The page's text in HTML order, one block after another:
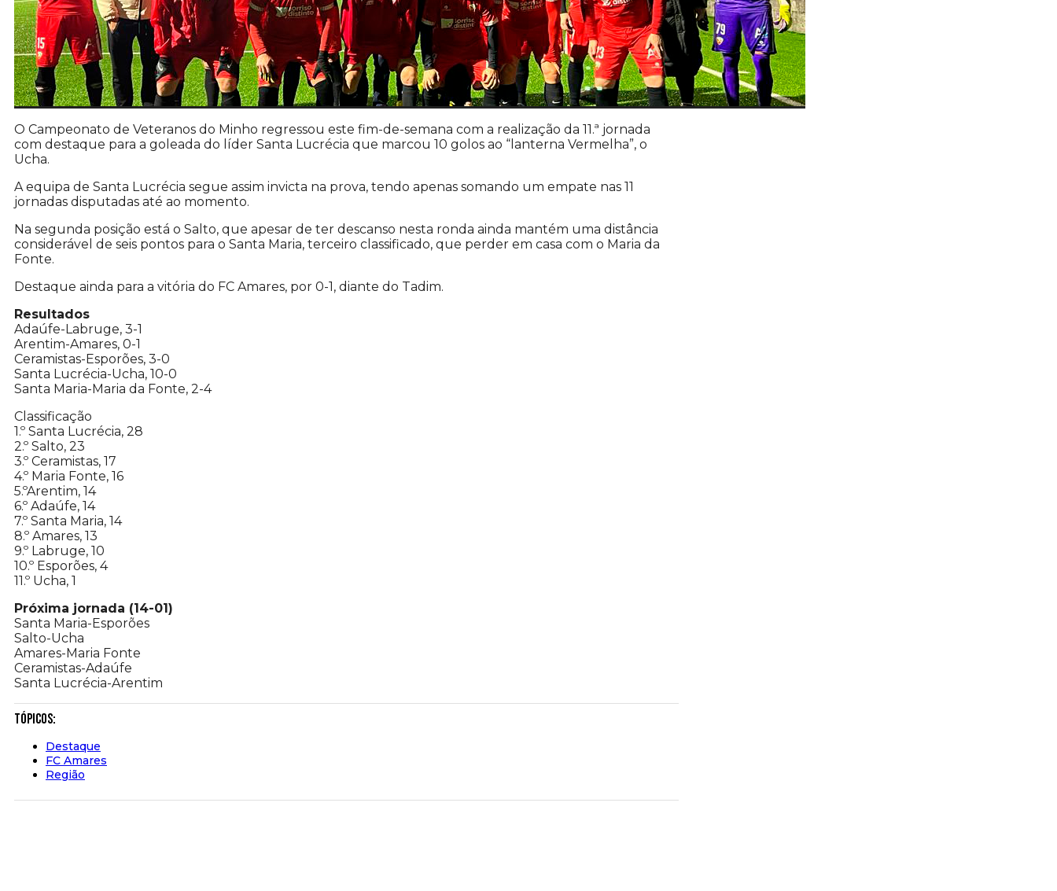
O Campeonato de Veteranos do Minho regressou este fim-de-semana com a realização da 11.ª jornada
com destaque para a goleada do líder Santa Lucrécia que marcou 10 golos ao “lanterna Vermelha”, o
Ucha.
A equipa de Santa Lucrécia segue assim invicta na prova, tendo apenas somando um empate nas 11
jornadas disputadas até ao momento.
Na segunda posição está o Salto, que apesar de ter descanso nesta ronda ainda mantém uma distância
considerável de seis pontos para o Santa Maria, terceiro classificado, que perder em casa com o Maria da
Fonte.
Destaque ainda para a vitória do FC Amares, por 0-1, diante do Tadim.
Resultados
Adaúfe-Labruge, 3-1
Arentim-Amares, 0-1
Ceramistas-Esporões, 3-0
Santa Lucrécia-Ucha, 10-0
Santa Maria-Maria da Fonte, 2-4
Classificação
1.º Santa Lucrécia, 28
2.º Salto, 23
3.º Ceramistas, 17
4.º Maria Fonte, 16
5.ºArentim, 14
6.º Adaúfe, 14
7.º Santa Maria, 14
8.º Amares, 13
9.º Labruge, 10
10.º Esporões, 4
11.º Ucha, 1
Próxima jornada (14-01)
Santa Maria-Esporões
Salto-Ucha
Amares-Maria Fonte
Ceramistas-Adaúfe
Santa Lucrécia-Arentim
Tópicos:
Destaque
FC Amares
Região